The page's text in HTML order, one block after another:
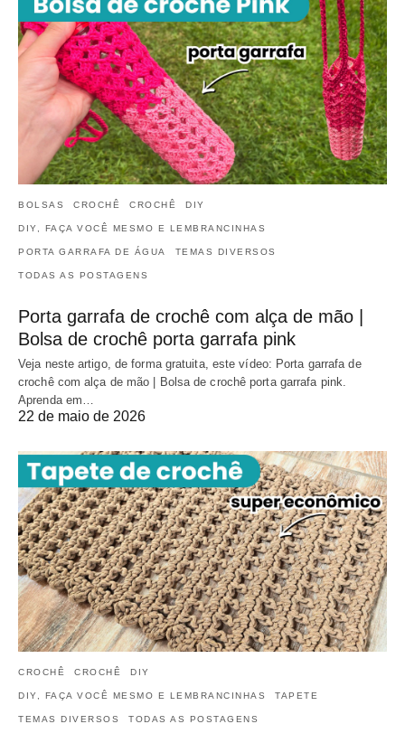
BOLSAS CROCHÊ CROCHÊ DIY
DIY, FAÇA VOCÊ MESMO E LEMBRANCINHAS
PORTA GARRAFA DE ÁGUA TEMAS DIVERSOS
TODAS AS POSTAGENS
Porta garrafa de crochê com alça de mão |
Bolsa de crochê porta garrafa pink
Veja neste artigo, de forma gratuita, este vídeo: Porta garrafa de
crochê com alça de mão | Bolsa de crochê porta garrafa pink.
Aprenda em…
22 de maio de 2026
CROCHÊ CROCHÊ DIY
DIY, FAÇA VOCÊ MESMO E LEMBRANCINHAS TAPETE
TEMAS DIVERSOS TODAS AS POSTAGENS